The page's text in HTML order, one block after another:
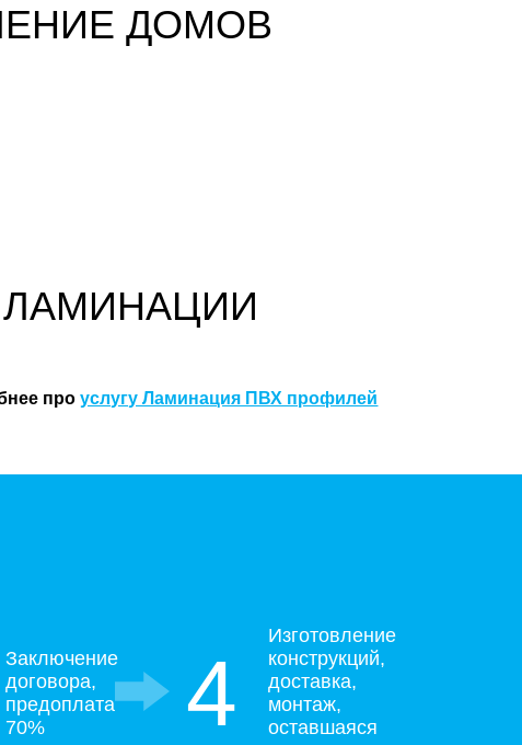
ДОМОВ
ЛАМИНАЦИИ
проуслугу Ламинация ПВХ профилей
Заключение
договора,
предоплата
70%
4
Изготовление
конструкций,
доставка,
монтаж,
оставшаяся